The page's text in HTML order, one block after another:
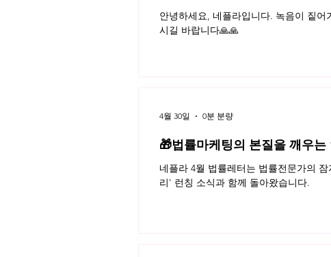
채용절차에서 입사지원자의 개인
정보는 어떻게 관리해야 할까
플라 법률레터
안녕하세요, 네플라입니다. 녹음이 짙
시길 바랍니다🙏🙏
🎁법률마케팅의 본질을 깨우
네플라 4월 법률레터는 법률전문가의
리' 런칭 소식과 함께 돌아왔습니다.
4월 30일 0분 분량